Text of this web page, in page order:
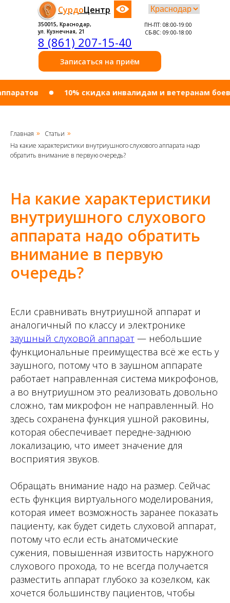
8 (861) 207-15-40
СурдоЦентр
350015, Краснодар,
ул. Кузнечная, 21
ПН-ПТ: 08:00-19:00
СБ-ВС: 09:00-18:00
Записаться на приём
10% cкидка инвалидам и ветеранам боевых
Главная » Статьи »
На какие характеристики внутриушного слухового аппарата надо
обратить внимание в первую очередь?
На какие характеристики
внутриушного слухового
аппарата надо обратить
внимание в первую
очередь?
Если сравнивать внутриушной аппарат и
аналогичный по классу и электронике
заушный слуховой аппарат — небольшие
функциональные преимущества всё же есть у
заушного, потому что в заушном аппарате
работает направленная система микрофонов,
а во внутриушном это реализовать довольно
сложно, там микрофон не направленный. Но
здесь сохранена функция ушной раковины,
которая обеспечивает передне-заднюю
локализацию, что имеет значение для
восприятия звуков.
Обращать внимание надо на размер. Сейчас
есть функция виртуального моделирования,
которая имеет возможность заранее показать
пациенту, как будет сидеть слуховой аппарат,
потому что если есть анатомические
сужения, повышенная извитость наружного
слухового прохода, то не всегда получается
разместить аппарат глубоко за козелком, как
хочется большинству пациентов, чтобы